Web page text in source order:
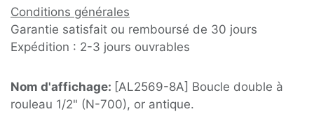
Conditions générales
Garantie satisfait ou remboursé de 30 jours
Expédition : 2-3 jours ouvrables
Nom d'affichage: [AL2569-8A] Boucle double à
rouleau 1/2" (N-700), or antique.